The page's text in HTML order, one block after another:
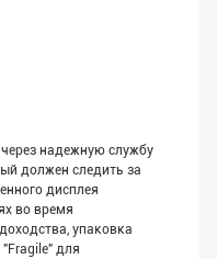
надежную службу
должен следить за
дисплея
во время
упаковка
для